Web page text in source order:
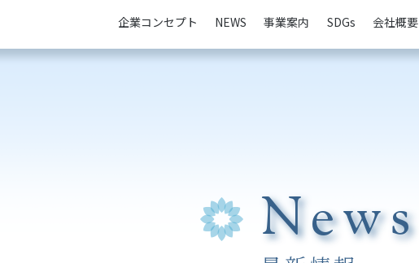
企業コンセプト NEWS 事業案内 SDGs 会社概要
News